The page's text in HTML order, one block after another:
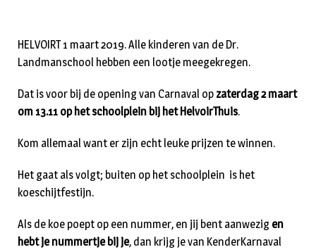
HELVOIRT 1 maart 2019. Alle kinderen van de Dr.
Landmanschool hebben een lootje meegekregen.
Dat is voor bij de opening van Carnaval op zaterdag 2 maart
om 13.11 op het schoolplein bij het HelvoirThuis.
Kom allemaal want er zijn echt leuke prijzen te winnen.
Het gaat als volgt; buiten op het schoolplein is het
koeschijtfestijn.
Als de koe poept op een nummer, en jij bent aanwezig en
hebt je nummertje bij je, dan krijg je van KenderKarnaval